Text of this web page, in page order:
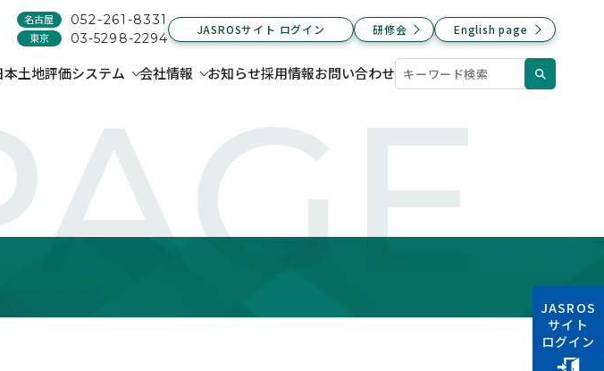
名古屋 052-261-8331
東京 03-5298-2294
JASROSサイト ログイン 研修会 English page
土地評価システム 会社情報 お知らせ採用情報お問い合わせ
JASROS
サイト
ログイン